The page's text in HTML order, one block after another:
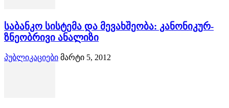
საბანკო სისტემა და მევახშეობა: კანონიკურ-
ზნეობრივი ანალიზი
პუბლიკაციები მარტი 5, 2012